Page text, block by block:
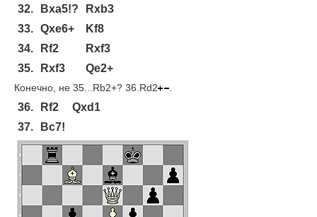
32. Bxa5!?
Rxb3
33. Qxe6+
Kf8
34.
Rf2
Rxf3
35.
Rxf3 Qe2+
Конечно, не 35...Rb2+? 36.Rd2
36. Rf2
Qxd1
37.
Bc7!